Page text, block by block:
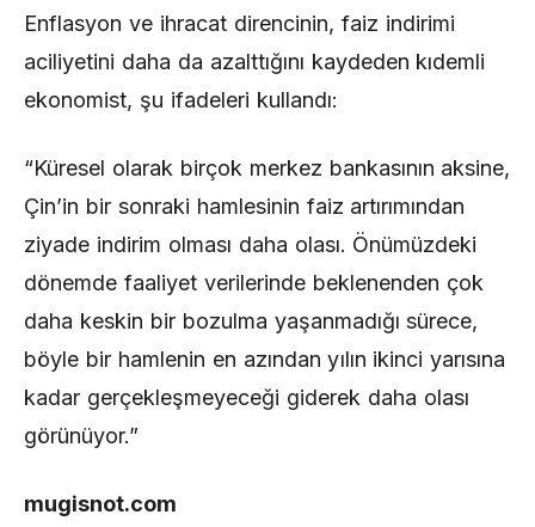
Enflasyon ve ihracat direncinin, faiz indirimi
aciliyetini daha da azalttığını kaydeden kıdemli
ekonomist, şu ifadeleri kullandı:
“Küresel olarak birçok merkez bankasının aksine,
Çin’in bir sonraki hamlesinin faiz artırımından
ziyade indirim olması daha olası. Önümüzdeki
dönemde faaliyet verilerinde beklenenden çok
daha keskin bir bozulma yaşanmadığı sürece,
böyle bir hamlenin en azından yılın ikinci yarısına
kadar gerçekleşmeyeceği giderek daha olası
görünüyor.”
mugisnot.com